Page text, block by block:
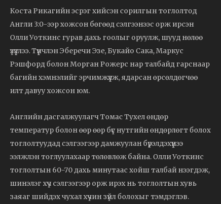
Коста Рикагийн эсрэг хийсэн сорилгын тоглолтод
Англи 3:0-ээр хожсон бөгөөд сэлгээнээс орж ирсэн
Олли Уоткинс гурав дахь гоолыг оруулж, шууд нөлөө
үзүүллээ. Түүнчлэн Эберечи Эзе, Букайо Сака, Маркус
Рэшфорд болон Морган Рожерс нар талбайд гарснаар
багийн хэмнэлийг эрчимжүүлж, ядарсан өрсөлдөгчөө
илт давуу хожсон юм.
Английн дасгалжуулагч Томас Тухел өндөр
температур болон өөр өөр бүс нутгийн өндөрлөгт болох
тоглолтуудад сэлгээгээр дамжуулан бүрэлдэхүүнээ
ээлжлэн тоглуулахаар төлөвлөж байна. Олли Уоткинс
тоглолтын 60-70 дахь минутаас хойш талбай нээгдэж,
шинэлэг хүч сэлгээгээр орж ирэх нь тоглолтын хувь
заяаг шийдэх чухал хүчин зүйл болохыг тэмдэглэв.